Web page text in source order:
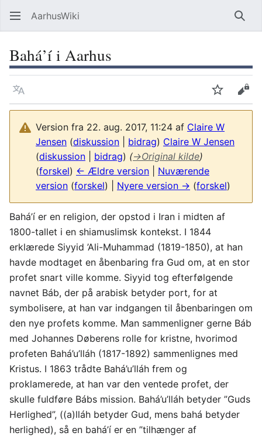
AarhusWiki Søg
Bahá’í i Aarhus
Sprog OvervågVis
Version fra 22. aug. 2017, 11:24 af Claire W
Jensen (diskussion bidrag) Claire W Jensen
(diskussion bidrag) (→Original kilde)
(forskel) ← Ældre version
Nuværende
version (forskel) | Nyere version → (forskel)
Bahá’í er en religion, der opstod i Iran i midten af
1800-tallet i en shiamuslimsk kontekst. I 1844
erklærede Siyyid ’Ali-Muhammad (1819-1850), at han
havde modtaget en åbenbaring fra Gud om, at en stor
profet snart ville komme. Siyyid tog efterfølgende
navnet Báb, der på arabisk betyder port, for at
symbolisere, at han var indgangen til åbenbaringen om
den nye profets komme. Man sammenligner gerne Báb
med Johannes Døberens rolle for kristne, hvorimod
profeten Bahá’u’lláh (1817-1892) sammenlignes med
Kristus. I 1863 trådte Bahá’u’lláh frem og
proklamerede, at han var den ventede profet, der
skulle fuldføre Bábs mission. Bahá’u’lláh betyder ”Guds
Herlighed”, ((a)lláh betyder Gud, mens bahá betyder
herlighed), så en bahá’í er en ”tilhænger af